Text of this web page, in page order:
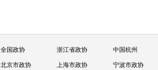
全国政协 浙江省政协 中国杭州
北京市政协 上海市政协 宁波市政协